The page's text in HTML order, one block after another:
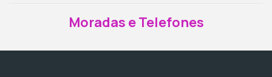
Moradas e Telefones